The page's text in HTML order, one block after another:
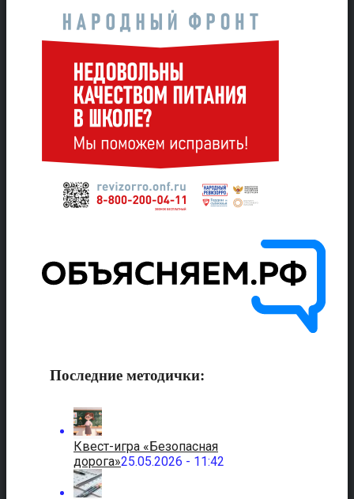
Последние методички:
Квест-игра «Безопасная
дорога»25.05.2026 - 11:42